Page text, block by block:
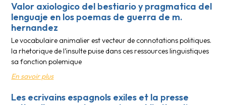
Valor axiologico del bestiario y pragmatica del
lenguaje en los poemas de guerra de m.
hernandez
Le vocabulaire animalier est vecteur de connotations politiques.
la rhetorique de l’insulte puise dans ces ressources linguistiques
sa fonction polemique
En savoir plus
Les ecrivains espagnols exiles et la presse